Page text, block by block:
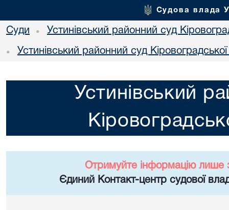
Судова влада
Суди • Устинівський районний суд
• Устинівський районний суд Кіровоградської
Устинівський
Отримуйте інформацію лише
Єдиний Контакт-центр судової